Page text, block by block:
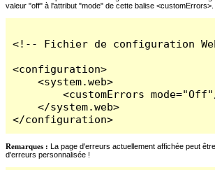
valeur "off" à l'attribut "mode" de cette balise <customErrors>.
<!-- Fichier de configuration
<configuration>
    <system.web>
<customErrors
    </system.web>
</configuration>
Remarques : La page d'erreurs actuellement affichée peut
d'erreurs personnalisée !